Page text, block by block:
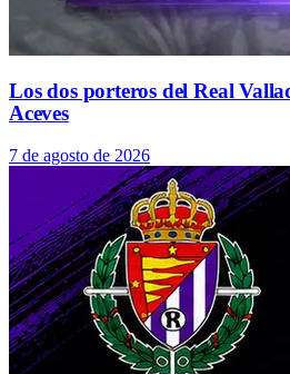
Los dos porteros del Real
Aceves
7 de agosto de 2026